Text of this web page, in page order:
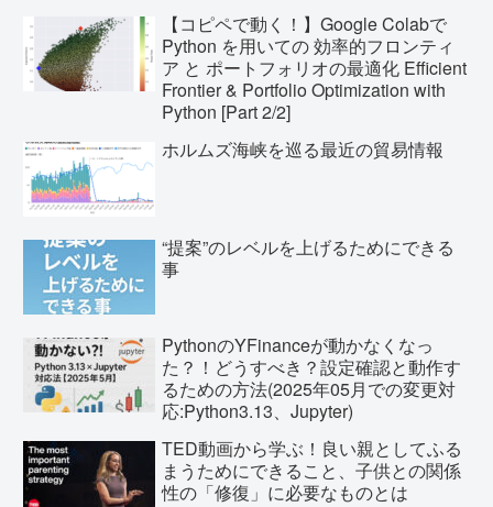
【コピペで動く！】Google Colabで
Python を用いての 効率的フロンティ
ア と ポートフォリオの最適化 Efficient
Frontier & Portfolio Optimization with
Python [Part 2/2]
ホルムズ海峡を巡る最近の貿易情報
“提案”のレベルを上げるためにできる
事
PythonのYFinanceが動かなくなっ
た？！どうすべき？設定確認と動作す
るための方法(2025年05月での変更対
応:Python3.13、Jupyter)
TED動画から学ぶ！良い親としてふる
まうためにできること、子供との関係
性の「修復」に必要なものとは